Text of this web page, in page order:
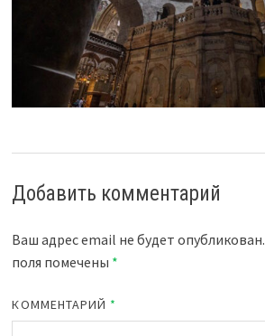
Добавить комментарий
Ваш адрес email не будет опубликован.
поля помечены *
КОММЕНТАРИЙ *